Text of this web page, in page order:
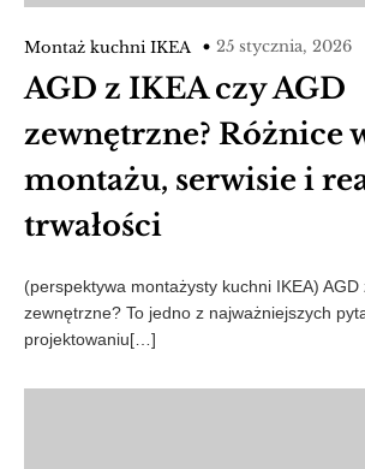
Montaż kuchni IKEA 25 stycznia, 2026
AGD z IKEA czy AGD
zewnętrzne? Różnice
montażu, serwisie i
trwałości
(perspektywa montażysty kuchni IKEA) AGD
zewnętrzne? To jedno z najważniejszych
projektowaniu[…]